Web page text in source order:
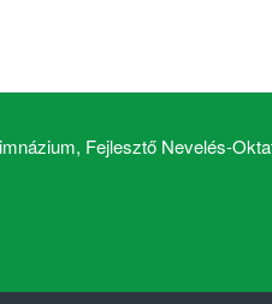
Fejlesztő Nevelés-